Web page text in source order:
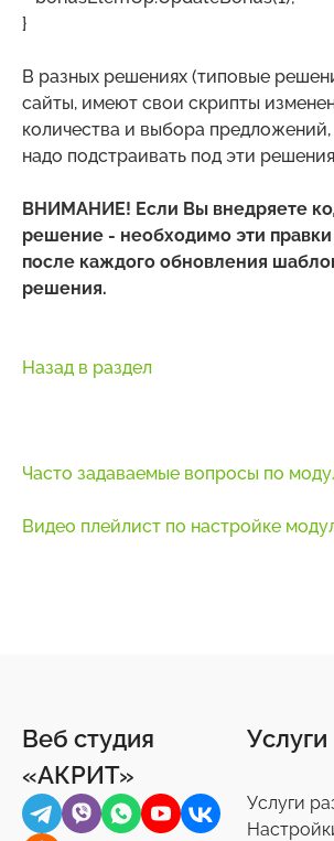
}
В разных решениях (типовые
сайты, имеют свои скрипты
количества и выбора
надо подстраивать под эти
ВНИМАНИЕ! Если Вы внедряете
решение - необходимо эти правки
после каждого обновления
решения.
Назад в раздел
Часто задаваемые вопросы по
Видео плейлист по настройке
Веб студия
«АКРИТ»
Услуги
Услуги